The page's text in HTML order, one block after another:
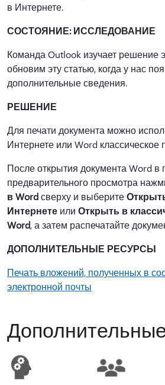
в Интернете.
СОСТОЯНИЕ: ИССЛЕДОВАНИЕ
Команда Outlook изучает решение
обновим эту статью, когда у нас
дополнительные сведения.
РЕШЕНИЕ
Для печати документа можно
Интернете или Word классическое
После открытия документа Word в
предварительного просмотра
в Wordсверху и выберите
Интернете или Открыть в
Word, а затем распечатайте
ДОПОЛНИТЕЛЬНЫЕ РЕСУРСЫ
Печать вложений, полученных в
электронной почты